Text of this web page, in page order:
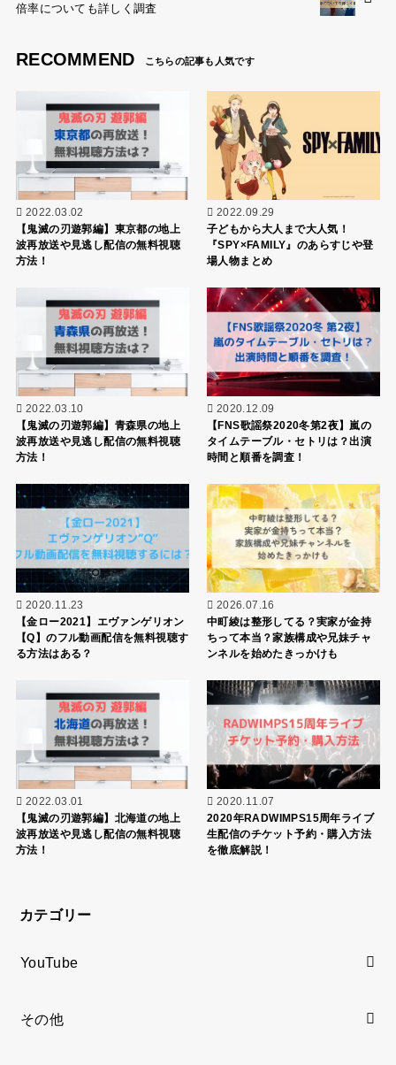
倍率についても詳しく調査
RECOMMEND
2022.03.02
【鬼滅の刃遊郭編】東京都の地上
波再放送や見逃し配信の無料視聴
方法！
2022.09.29
子どもから大人まで大人気！
『SPY×FAMILY』のあらすじや登
場人物まとめ
2022.03.10
【鬼滅の刃遊郭編】青森県の地上
波再放送や見逃し配信の無料視聴
方法！
2020.12.09
【FNS歌謡祭2020冬第2夜】嵐の
タイムテーブル・セトリは？出演
時間と順番を調査！
2020.11.23
【金ロー2021】エヴァンゲリオン
【Q】のフル動画配信を無料視聴す
る方法はある？
2026.07.16
中町綾は整形してる？実家が金持
ちって本当？家族構成や兄妹チャ
ンネルを始めたきっかけも
2022.03.01
【鬼滅の刃遊郭編】北海道の地上
波再放送や見逃し配信の無料視聴
方法！
2020.11.07
2020年RADWIMPS15周年ライブ
生配信のチケット予約・購入方法
を徹底解説！
カテゴリー
YouTube
その他